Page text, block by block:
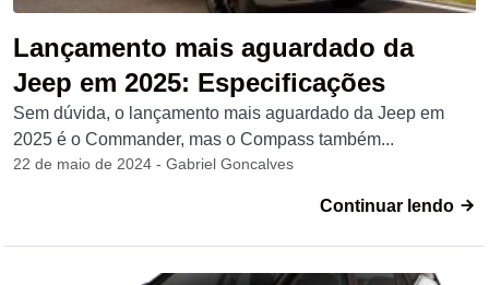
Lançamento mais aguardado da
Jeep em 2025: Especificações
Sem dúvida, o lançamento mais aguardado da Jeep em
2025 é o Commander, mas o Compass também...
22 de maio de 2024 - Gabriel Goncalves
Continuar lendo